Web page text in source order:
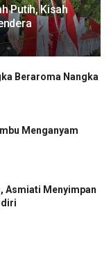
Putih, Kisah
Beraroma Nangka
Menganyam
Asmiati Menyimpan